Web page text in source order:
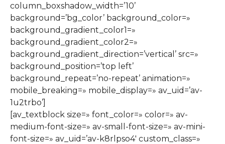
column_boxshadow_width=’10’
background=’bg_color’ background_color=»
background_gradient_color1=»
background_gradient_color2=»
background_gradient_direction=’vertical’ src=»
background_position=’top left’
background_repeat=’no-repeat’ animation=»
mobile_breaking=» mobile_display=» av_uid=’av-
1u2trbo’]
[av_textblock size=» font_color=» color=» av-
medium-font-size=» av-small-font-size=» av-mini-
font-size=» av_uid=’av-k8rlpso4′ custom_class=»